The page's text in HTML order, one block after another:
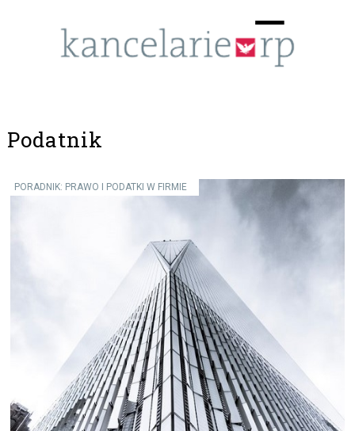
☰
Podatnik
PORADNIK: PRAWO I PODATKI W FIRMIE